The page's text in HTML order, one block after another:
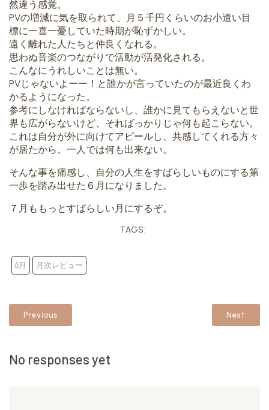
然違う感覚。
PVの増減に気を取られて、月５千円くらいのお小遣い目
標に一喜一憂していた時期が恥ずかしい。
遠く離れた人たちと仲良くなれる。
思わぬ音楽のつながりで活動が活発化される。
こんなにうれしいことは無い。
PVじゃないよーー！と誰かが言っていたのが最近良くわ
かるようになった。
参考にしなければならないし、誰かに見てもらえないと世
界も広がらないけど、そればっかりじゃ何も起こらない。
これは自分が外に向けてアピールし、共感してくれる方々
が居たから。一人では何も出来ない。
そんな事を痛感し、自分の人生をすばらしいものにする第
一歩を踏み出せた６月になりました。
７月ももっとすばらしい月にするぞ。
TAGS:
6月 月次レビュー
Previous Next
No responses yet